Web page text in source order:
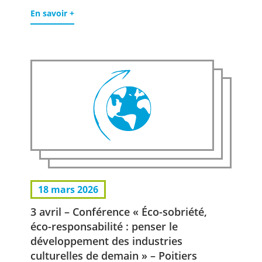
En savoir +
18 mars 2026
3 avril – Conférence « Éco-sobriété,
éco-responsabilité : penser le
développement des industries
culturelles de demain » – Poitiers